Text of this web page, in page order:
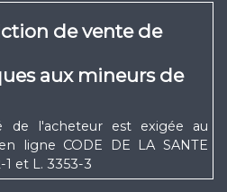
de vente de
aux mineurs de
de l'acheteur est exigée au
ligne CODE DE LA SANTE
1 et L. 3353-3